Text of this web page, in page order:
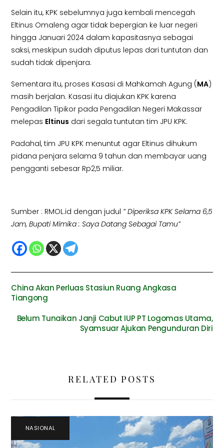
Selain itu, KPK sebelumnya juga kembali mencegah
Eltinus Omaleng agar tidak bepergian ke luar negeri
hingga Januari 2024 dalam kapasitasnya sebagai
saksi, meskipun sudah diputus lepas dari tuntutan dan
sudah tidak dipenjara.
Sementara itu, proses Kasasi di Mahkamah Agung (MA)
masih berjalan. Kasasi itu diajukan KPK karena
Pengadilan Tipikor pada Pengadilan Negeri Makassar
melepas Eltinus dari segala tuntutan tim JPU KPK.
Padahal, tim JPU KPK menuntut agar Eltinus dihukum
pidana penjara selama 9 tahun dan membayar uang
pengganti sebesar Rp2,5 miliar.
Sumber : RMOL.id dengan judul ” Diperiksa KPK Selama 6,5
Jam, Bupati Mimika : Saya Datang Sebagai Tamu”
China Akan Perluas Stasiun Ruang Angkasa
Tiangong
Belum Tunaikan Janji Cabut IUP PT Logomas Utama,
Syamsuar Ajukan Pengunduran Diri
RELATED POSTS
NASIONAL